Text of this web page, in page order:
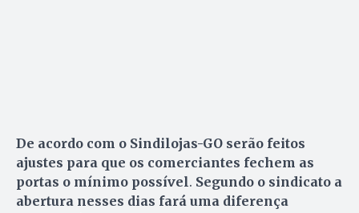
De acordo com o Sindilojas-GO serão feitos
ajustes para que os comerciantes fechem as
portas o mínimo possível. Segundo o sindicato a
abertura nesses dias fará uma diferença